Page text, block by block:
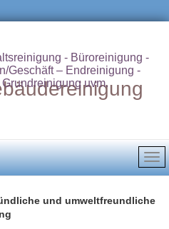
- Büroreinigung -
Geschäft – Endreinigung -
Grundreinigung uvm.
und umweltfreundliche